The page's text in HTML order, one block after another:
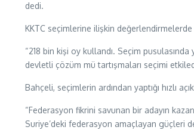
dedi.
KKTC seçimlerine ilişkin
“218 bin kişi oy kullandı. Seçim
devletli çözüm mü tartışmaları seçimi
Bahçeli, seçimlerin ardından yaptığı hızlı
“Federasyon fikrini savunan bir adayın
Suriye’deki federasyon amaçlayan güçleri